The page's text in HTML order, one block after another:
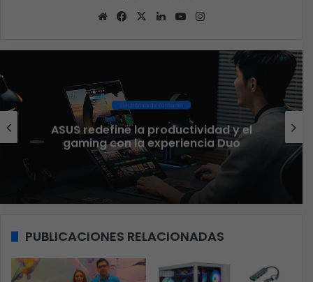
Sitio
Facebook
X LinkedInYouTube
Electrónica de consumo
ASUS redefine la productividad y el
gaming con la experiencia Duo
PUBLICACIONES RELACIONADAS